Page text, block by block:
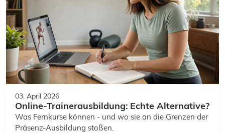
03. April 2026
Online-Trainerausbildung: Echte Alternative?
Was Fernkurse können - und wo sie an die Grenzen der
Präsenz-Ausbildung stoßen.